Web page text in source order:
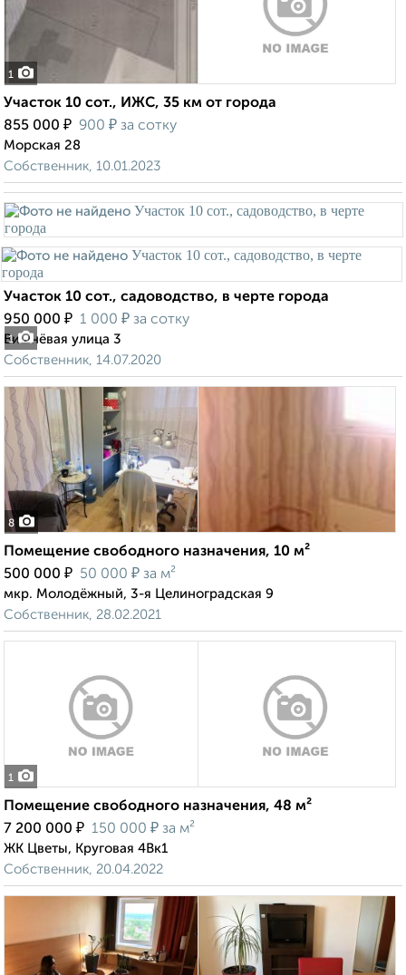
1
Участок 10 сот., ИЖС, 35 км от города
855 000 ₽ 900 ₽ за сотку
Морская 28
Собственник, 10.01.2023
1
Участок 10 сот., садоводство, в черте города
950 000 ₽ 1 000 ₽ за сотку
Вишнёвая улица 3
Собственник, 14.07.2020
8
Помещение свободного назначения, 10 м²
500 000 ₽ 50 000 ₽ за м²
мкр. Молодёжный, 3-я Целиноградская 9
Собственник, 28.02.2021
1
Помещение свободного назначения, 48 м²
7 200 000 ₽ 150 000 ₽ за м²
ЖК Цветы, Круговая 4Вк1
Собственник, 20.04.2022